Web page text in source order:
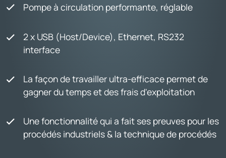
Pompe à circulation performante, réglable
2 x USB (Host/Device), Ethernet, RS232
interface
La façon de travailler ultra-efficace permet de
gagner du temps et des frais d'exploitation
Une fonctionnalité qui a fait ses preuves pour les
procédés industriels & la technique de procédés